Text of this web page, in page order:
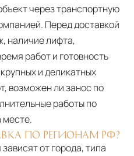
через транспортную
Перед доставкой
наличие лифта,
работ и готовность
и деликатных
возможен ли занос по
работы по
месте.
ПО РЕГИОНАМ РФ?
от города, типа